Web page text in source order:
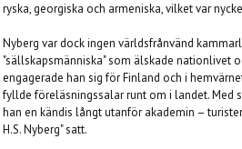
ryska, georgiska och armeniska, vilket var
Nyberg var dock ingen världsfrånvänd
"sällskapsmänniska" som älskade nationlivet
engagerade han sig för Finland och i
fyllde föreläsningssalar runt om i landet.
han en kändis långt utanför akademin –
H.S. Nyberg" satt.